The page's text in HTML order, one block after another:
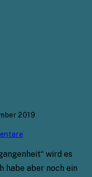
2019
wird es
habe aber noch ein